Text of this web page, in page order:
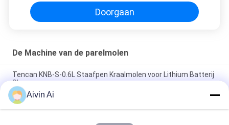
Doorgaan
De Machine van de parelmolen
Tencan KNB-S-0.6L Staafpen Kraalmolen voor Lithium Batterij
Slurry
Van de de Verfparel van 380V 37KW de Molen Nano Schaal op
basis van water voor Elektronische Keramiek
Aivin Ai